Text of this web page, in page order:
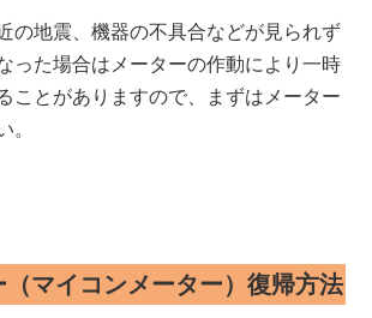
の地震、機器の不具合などが見られず
った場合はメーターの作動により一時
ことがありますので、まずはメーター
。
（マイコンメーター）復帰方法